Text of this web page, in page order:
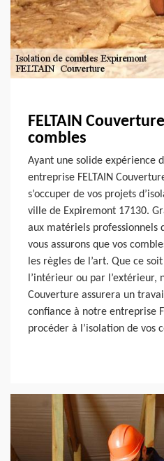
FELTAIN
combles
Ayant une solide expérience
entreprise FELTAIN
s’occuper de vos projets
ville de Expiremont 17130.
aux matériels professionnels
vous assurons que vos
les règles de l’art. Que ce
l’intérieur ou par l’extérieur,
Couverture assurera un
confiance à notre entreprise
procéder à l’isolation de vos